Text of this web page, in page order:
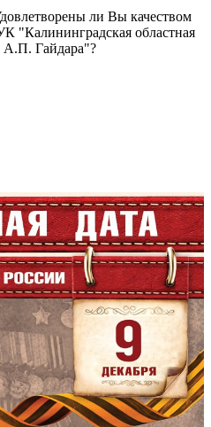
ли Вы качеством
"Калининградская областная
А.П. Гайдара"?